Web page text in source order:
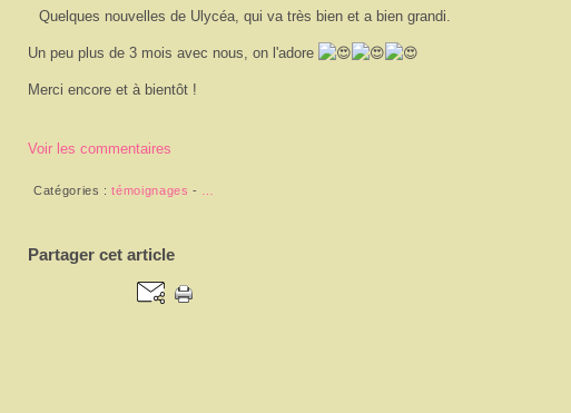
Quelques nouvelles de Ulycéa, qui va très bien et a bien grandi.
Un peu plus de 3 mois avec nous, on l'adore
Merci encore et à bientôt !
Voir les commentaires
Catégories :témoignages -
Partager cet article